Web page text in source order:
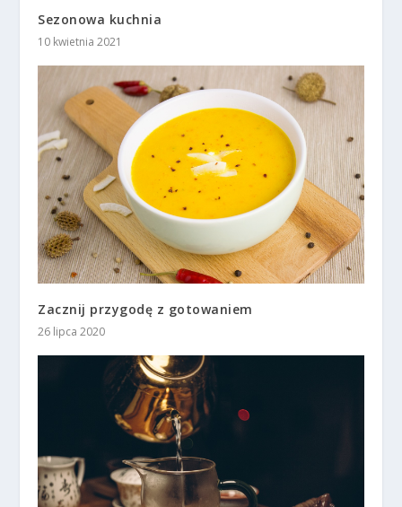
Sezonowa kuchnia
10 kwietnia 2021
Zacznij przygodę z gotowaniem
26 lipca 2020